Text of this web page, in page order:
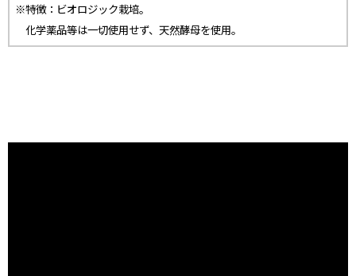
※特徴：ビオロジック栽培。
化学薬品等は一切使用せず、天然酵母を使用。